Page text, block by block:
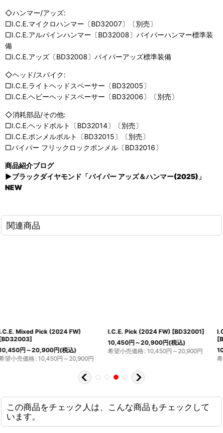
◇ハンマー/アッズ:
□I.C.E.マイクロハンマー〔BD32007〕〔別売〕
□I.C.E.アルパインハンマー〔BD32008〕バイパーハンマー標準装
備
□I.C.E.アッズ〔BD32008〕バイパーアッズ標準装備
◇ヘッド/スパイク:
□I.C.E.ライトヘッドスペーサー〔BD32005〕
□I.C.E.ヘビーヘッドスペーサー〔BD32006〕〔別売〕
◇消耗部品/その他:
□I.C.E.ヘッドボルト〔BD32014〕〔別売〕
□I.C.E.ポンメルボルト〔BD32015〕〔別売〕
□バイパー フリックロックポンメル〔BD32016〕
商品紹介ブログ
▶ブラックダイヤモンド「バイパー アッズ＆ハンマー(2025)」
NEW
関連商品
I.C.E. Dry Pick (2024 FW)
[BD32004
10,450円～20,900円(税込)
希望小売価格: 10,450円～20,900
I.C.E. Head Bolts (BD 2024FW)
[BD32014]
1,650円(税込)
この商品をチェック人は、こんな商品もチェックして
います。